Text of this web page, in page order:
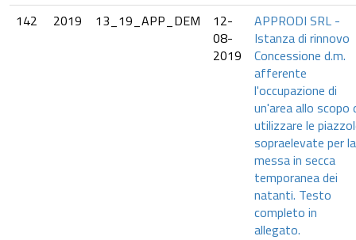
142
2019 13_19_APP_DEM
12-
08-
2019
APPRODI SRL -
Istanza di rinnovo
Concessione d.m.
afferente
l'occupazione di
un'area allo scopo
utilizzare le
sopraelevate per la
messa in secca
temporanea dei
natanti. Testo
completo in
allegato.